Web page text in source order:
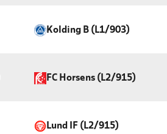
Kolding B (L1/903)
FC Horsens (L2/915)
Lund IF (L2/915)